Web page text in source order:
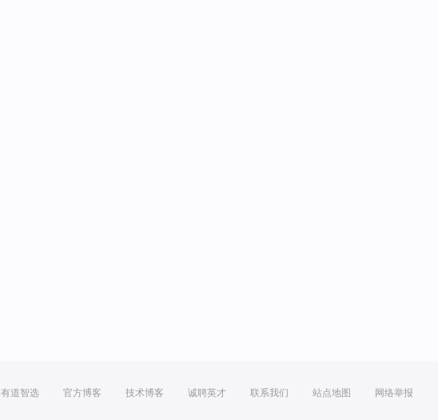
有道智选 官方博客 技术博客 诚聘英才 联系我们 站点地图 网络举报